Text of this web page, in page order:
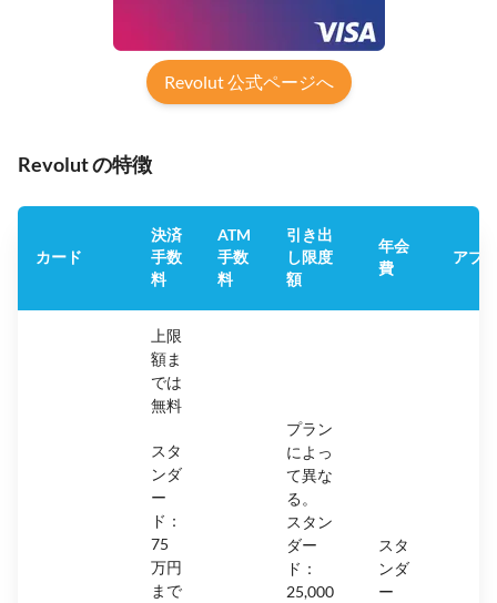
Revolut 公式ページへ
Revolut の特徴
カード
決済
手数
料
ATM
手数
料
引き出
し限度
額
年会
費
アプ
上限
額ま
では
無料
スタ
ンダ
ー
ド：
75
万円
まで
プラン
によっ
て異な
る。
スタン
ダー
ド：
25,000
スタ
ンダ
ー